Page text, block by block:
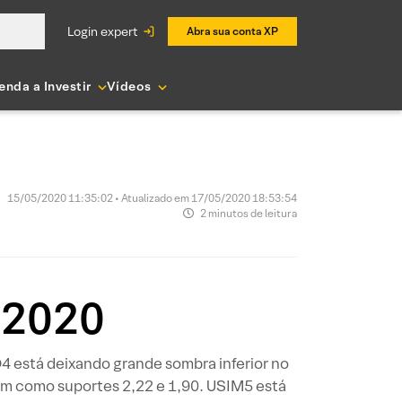
login expert Abra sua conta XP
a Investir Vídeos
15/05/2020 11:35:02 • Atualizado em 17/05/2020 18:53:54
2 minutos de leitura
está deixando grande sombra inferior no
como suportes 2,22 e 1,90. USIM5 está